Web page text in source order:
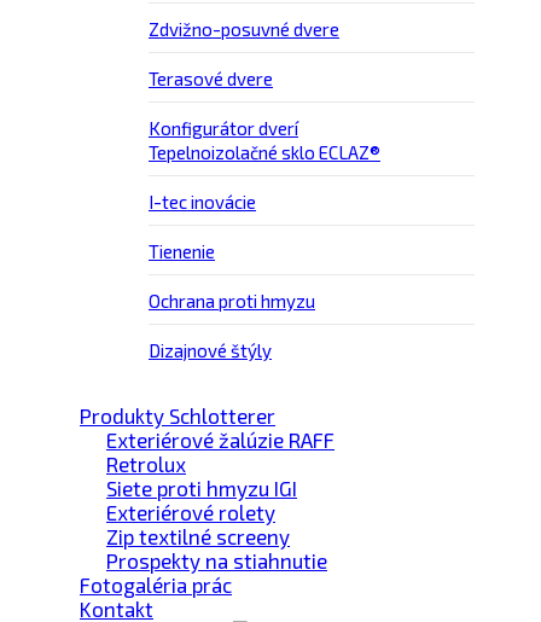
Zdvižno-posuvné dvere
Terasové dvere
Konfigurátor dverí
Tepelnoizolačné sklo ECLAZ®
I-tec inovácie
Tienenie
Ochrana proti hmyzu
Dizajnové štýly
Produkty Schlotterer
Exteriérové žalúzie RAFF
Retrolux
Siete proti hmyzu IGI
Exteriérové rolety
Zip textilné screeny
Prospekty na stiahnutie
Fotogaléria prác
Kontakt